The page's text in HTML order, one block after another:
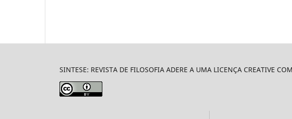
SINTESE: REVISTA DE FILOSOFIA ADERE A UMA LICENÇA CREATIVE